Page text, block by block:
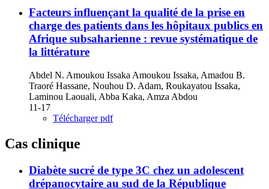
Facteurs influençant la qualité de la prise en
charge des patients dans les hôpitaux publics en
Afrique subsaharienne : revue systématique de
la littérature
Abdel N. Amoukou Issaka Amoukou Issaka, Amadou B.
Traoré Hassane, Nouhou D. Adam, Roukayatou Issaka,
Laminou Laouali, Abba Kaka, Amza Abdou
11-17
Télécharger pdf
Cas clinique
Diabète sucré de type 3C chez un adolescent
drépanocytaire au sud de la République